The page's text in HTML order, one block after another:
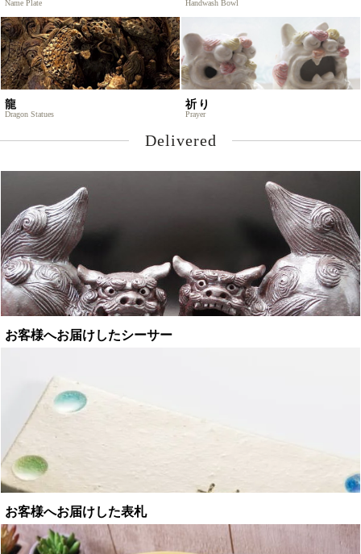
Name Plate Handwash Bowl
龍
Dragon Statues
祈り
Prayer
Delivered
お客様へお届けしたシーサー
お客様へお届けした表札